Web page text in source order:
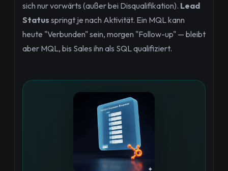
sich nur vorwärts (außer bei Disqualifikation). Lead
Status springt je nach Aktivität. Ein MQL kann
heute "Verbunden" sein, morgen "Follow-up" — bleibt
aber MQL, bis Sales ihn als SQL qualifiziert.